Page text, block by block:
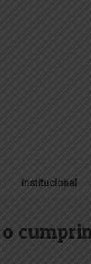
Institucional
o